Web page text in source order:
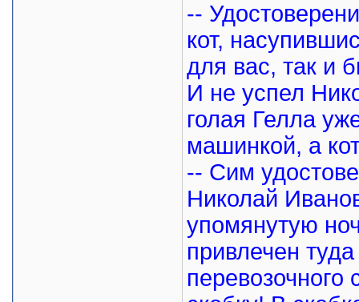
--
кот,
для вас, так и
И не успел
голая Гелла
машинкой, а
-- Сим
Николай
упомянутую
привлечен
перевозочного